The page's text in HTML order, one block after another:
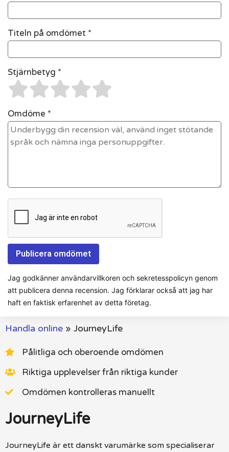
Titeln på omdömet *
Stjärnbetyg *
Omdöme *
Jag godkänner användarvillkoren och sekretesspolicyn genom
att publicera denna recension. Jag förklarar också att jag har
haft en faktisk erfarenhet av detta företag.
Handla online » JourneyLife
Pålitliga och oberoende omdömen
Riktiga upplevelser från riktiga kunder
Omdömen kontrolleras manuellt
JourneyLife
JourneyLife är ett danskt varumärke som specialiserar